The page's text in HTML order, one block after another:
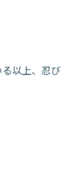
以上、忍び